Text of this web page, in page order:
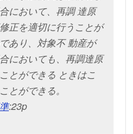
において、再調 達原
正を適切に行うことが
あり、対象不 動産が
においても、再調達原
とができる ときはこ
とができる。
:23p